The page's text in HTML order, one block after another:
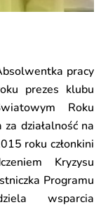
pracy
prezes klubu
Roku
działalność na
roku członkini
Kryzysu
Programu
wsparcia